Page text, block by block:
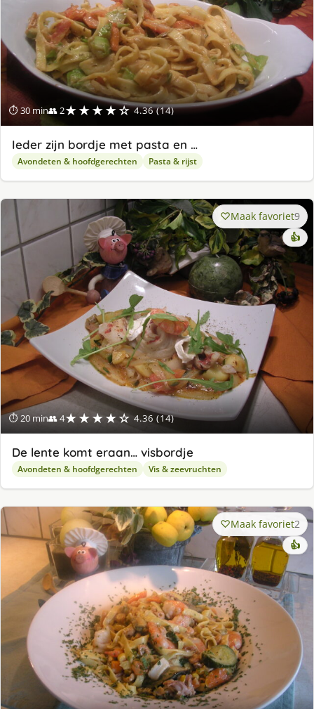
⏱ 30 min👥 2★★★★☆ 4.36 (14)
Ieder zijn bordje met pasta en …
Avondeten & hoofdgerechten Pasta & rijst
⏱ 20 min👥 4★★★★☆ 4.36 (14)
Maak favoriet9
👍
De lente komt eraan… visbordje
Avondeten & hoofdgerechten Vis & zeevruchten
Maak favoriet2
👍